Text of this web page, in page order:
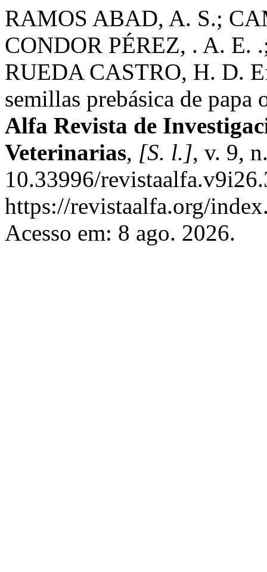
RAMOS ABAD, A. S.;
CONDOR PÉREZ, . A. E.
RUEDA CASTRO, H. D.
semillas prebásica de
Alfa Revista de
Veterinarias, [S. l.], v. 9,
10.33996/
https://revistaalfa.org/
Acesso em: 8 ago. 2026.